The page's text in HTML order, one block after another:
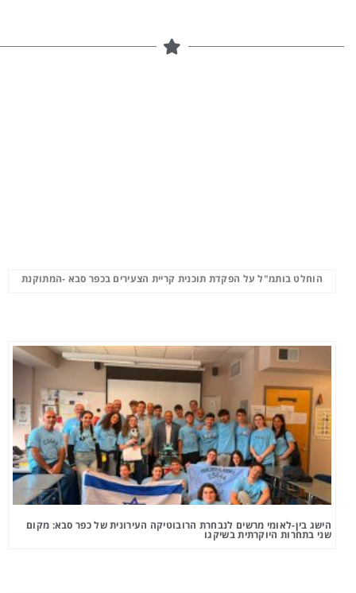
הוחלט בותמ"ל על הפקדת תוכנית קריית הצעירים בכפר סבא -המתוקנת
הישג בין-לאומי מרשים לנבחרת הרובוטיקה העירונית של כפר סבא: מקום
שני בתחרות היוקרתית בשיקגו